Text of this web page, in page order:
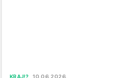
KRAJ!? 10.06.2026.